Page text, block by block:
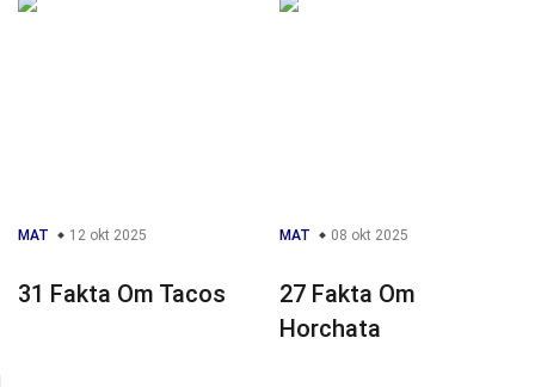
MAT 12 okt 2025
31 Fakta Om Tacos
MAT 08 okt 2025
27 Fakta Om
Horchata